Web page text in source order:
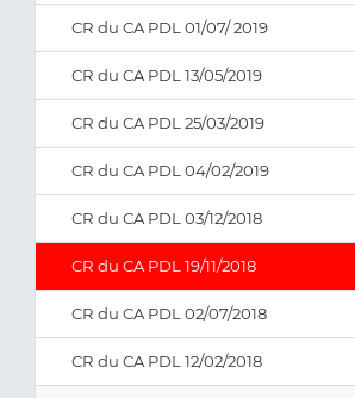
CR du CA PDL 01/07/ 2019
CR du CA PDL 13/05/2019
CR du CA PDL 25/03/2019
CR du CA PDL 04/02/2019
CR du CA PDL 03/12/2018
CR du CA PDL 19/11/2018
CR du CA PDL 02/07/2018
CR du CA PDL 12/02/2018